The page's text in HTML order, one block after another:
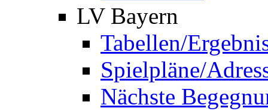
LV Bayern
Tabellen/
Spielpläne/
Nächste